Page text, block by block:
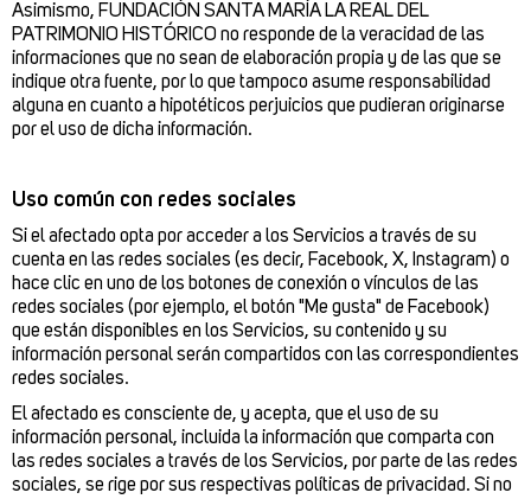
Asimismo, FUNDACIÓN SANTA MARÍA LA REAL DEL
PATRIMONIO HISTÓRICO no responde de la veracidad de las
informaciones que no sean de elaboración propia y de las que se
indique otra fuente, por lo que tampoco asume responsabilidad
alguna en cuanto a hipotéticos perjuicios que pudieran originarse
por el uso de dicha información.
Uso común con redes sociales
Si el afectado opta por acceder a los Servicios a través de su
cuenta en las redes sociales (es decir, Facebook, X, Instagram) o
hace clic en uno de los botones de conexión o vínculos de las
redes sociales (por ejemplo, el botón "Me gusta" de Facebook)
que están disponibles en los Servicios, su contenido y su
información personal serán compartidos con las correspondientes
redes sociales.
El afectado es consciente de, y acepta, que el uso de su
información personal, incluida la información que comparta con
las redes sociales a través de los Servicios, por parte de las redes
sociales, se rige por sus respectivas políticas de privacidad. Si no